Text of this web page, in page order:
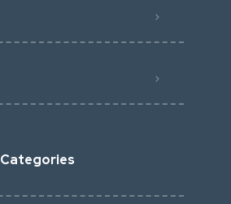
Categories